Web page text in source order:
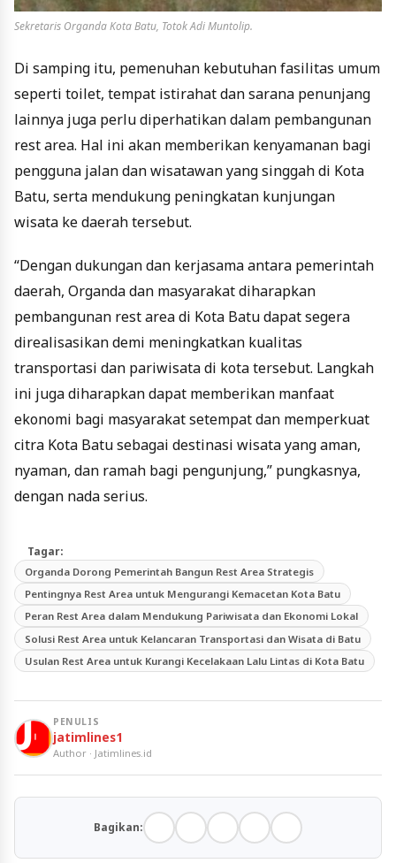
Sekretaris Organda Kota Batu, Totok Adi Muntolip.
Di samping itu, pemenuhan kebutuhan fasilitas umum
seperti toilet, tempat istirahat dan sarana penunjang
lainnya juga perlu diperhatikan dalam pembangunan
rest area. Hal ini akan memberikan kenyamanan bagi
pengguna jalan dan wisatawan yang singgah di Kota
Batu, serta mendukung peningkatan kunjungan
wisata ke daerah tersebut.
“Dengan dukungan dan kerjasama antara pemerintah
daerah, Organda dan masyarakat diharapkan
pembangunan rest area di Kota Batu dapat segera
direalisasikan demi meningkatkan kualitas
transportasi dan pariwisata di kota tersebut. Langkah
ini juga diharapkan dapat memberikan manfaat
ekonomi bagi masyarakat setempat dan memperkuat
citra Kota Batu sebagai destinasi wisata yang aman,
nyaman, dan ramah bagi pengunjung,” pungkasnya,
dengan nada serius.
Tagar:
Organda Dorong Pemerintah Bangun Rest Area Strategis
Pentingnya Rest Area untuk Mengurangi Kemacetan Kota Batu
Peran Rest Area dalam Mendukung Pariwisata dan Ekonomi Lokal
Solusi Rest Area untuk Kelancaran Transportasi dan Wisata di Batu
Usulan Rest Area untuk Kurangi Kecelakaan Lalu Lintas di Kota Batu
PENULIS
jatimlines1
Author · Jatimlines.id
Bagikan: